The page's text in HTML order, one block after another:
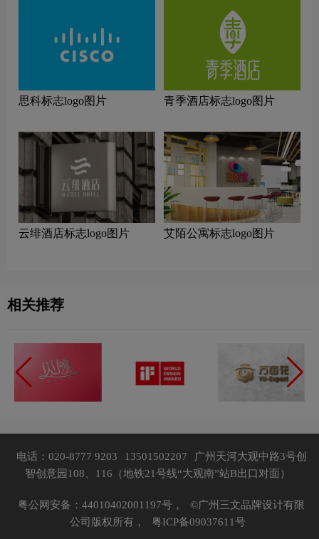
思科标志logo图片 青季酒店标志logo图片
云绯酒店标志logo图片 艾陌公寓标志logo图片
相关推荐
电话：020-8777 9203 13501502207
广州天河大观中路3号创
智创意园108、116（地铁21号线“大观南”站B出口对面）
粤公网安备：44010402001197号，
©广州三文品牌设计有限
公司版权所有，
粤ICP备09037611号